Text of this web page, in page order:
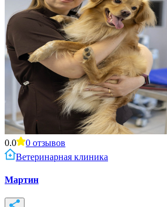
0.0 0 отзывов
Ветеринарная клиника
Мартин